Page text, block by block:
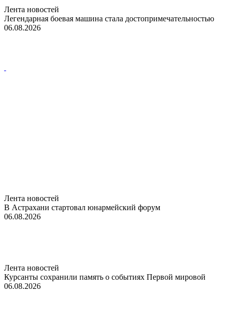
Лента новостей
Легендарная боевая машина стала достопримечательностью
06.08.2026
Лента новостей
В Астрахани стартовал юнармейский форум
06.08.2026
Лента новостей
Курсанты сохранили память о событиях Первой мировой
06.08.2026